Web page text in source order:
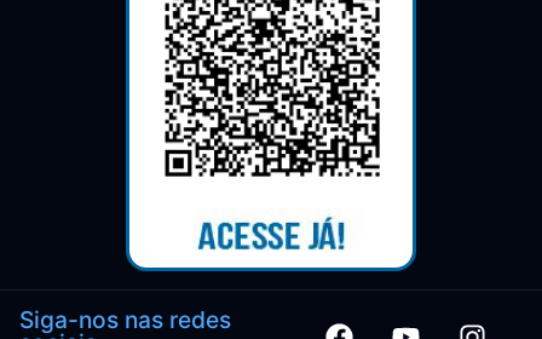
Siga-nos nas redes